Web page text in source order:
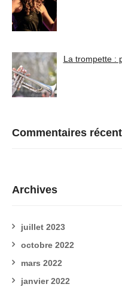
La trompette :
Commentaires
Archives
juillet 2023
octobre 2022
mars 2022
janvier 2022